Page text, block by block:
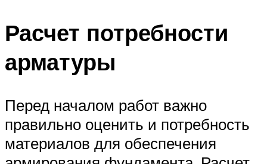
Расчет потребности
арматуры
Перед началом работ важно
правильно оценить и потребность
материалов для обеспечения